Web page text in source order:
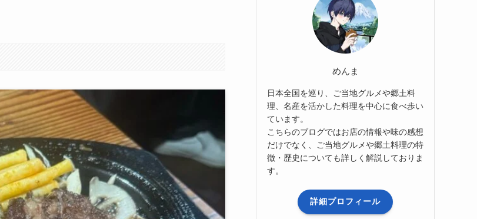
めんま
日本全国を巡り、ご当地グルメや郷土料
理、名産を活かした料理を中心に食べ歩い
ています。
こちらのブログではお店の情報や味の感想
だけでなく、ご当地グルメや郷土料理の特
徴・歴史についても詳しく解説しておりま
す。
詳細プロフィール